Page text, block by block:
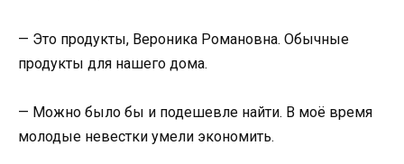
— Это продукты, Вероника Романовна. Обычные
продукты для нашего дома.
— Можно было бы и подешевле найти. В моё время
молодые невестки умели экономить.